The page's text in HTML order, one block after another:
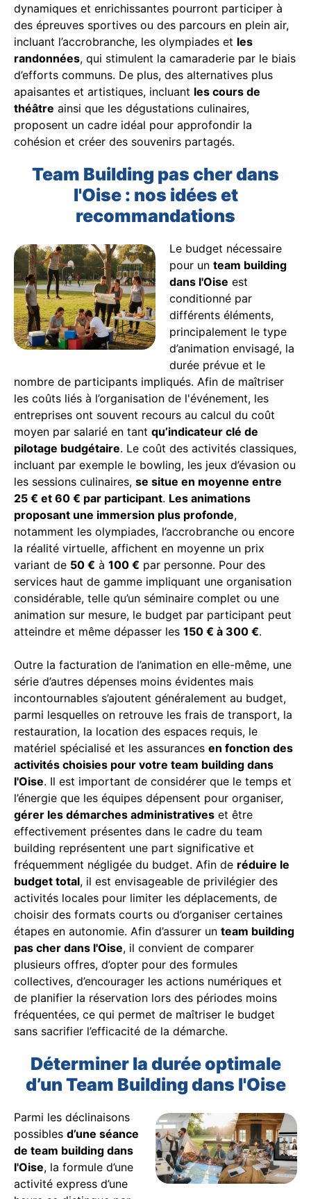
dynamiques et enrichissantes pourront participer à
des épreuves sportives ou des parcours en plein air,
incluant l’accrobranche, les olympiades et les
randonnées, qui stimulent la camaraderie par le biais
d’efforts communs. De plus, des alternatives plus
apaisantes et artistiques, incluant les cours de
théâtre ainsi que les dégustations culinaires,
proposent un cadre idéal pour approfondir la
cohésion et créer des souvenirs partagés.
Team Building pas cher dans
l'Oise : nos idées et
recommandations
Le budget nécessaire
pour un team building
dans l'Oise est
conditionné par
différents éléments,
principalement le type
d’animation envisagé, la
durée prévue et le
nombre de participants impliqués. Afin de maîtriser
les coûts liés à l’organisation de l'événement, les
entreprises ont souvent recours au calcul du coût
moyen par salarié en tant qu’indicateur clé de
pilotage budgétaire. Le coût des activités classiques,
incluant par exemple le bowling, les jeux d’évasion ou
les sessions culinaires, se situe en moyenne entre
25 € et 60 € par participant. Les animations
proposant une immersion plus profonde,
notamment les olympiades, l’accrobranche ou encore
la réalité virtuelle, affichent en moyenne un prix
variant de 50 € à 100 € par personne. Pour des
services haut de gamme impliquant une organisation
considérable, telle qu’un séminaire complet ou une
animation sur mesure, le budget par participant peut
atteindre et même dépasser les 150 € à 300 €.
Outre la facturation de l’animation en elle-même, une
série d’autres dépenses moins évidentes mais
incontournables s’ajoutent généralement au budget,
parmi lesquelles on retrouve les frais de transport, la
restauration, la location des espaces requis, le
matériel spécialisé et les assurances en fonction des
activités choisies pour votre team building dans
l'Oise. Il est important de considérer que le temps et
l’énergie que les équipes dépensent pour organiser,
gérer les démarches administratives et être
effectivement présentes dans le cadre du team
building représentent une part significative et
fréquemment négligée du budget. Afin de réduire le
budget total, il est envisageable de privilégier des
activités locales pour limiter les déplacements, de
choisir des formats courts ou d’organiser certaines
étapes en autonomie. Afin d’assurer un team building
pas cher dans l'Oise, il convient de comparer
plusieurs offres, d’opter pour des formules
collectives, d’encourager les actions numériques et
de planifier la réservation lors des périodes moins
fréquentées, ce qui permet de maîtriser le budget
sans sacrifier l’efficacité de la démarche.
Déterminer la durée optimale
d’un Team Building dans l'Oise
Parmi les déclinaisons
possibles d’une séance
de team building dans
l'Oise, la formule d’une
activité express d’une